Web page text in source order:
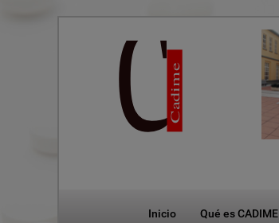
Inicio Qué es CADIME